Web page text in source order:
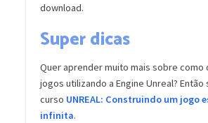
download.
Super dicas
Quer aprender muito mais sobre como
jogos utilizando a Engine Unreal? Então
curso UNREAL: Construindo um jogo
infinita.